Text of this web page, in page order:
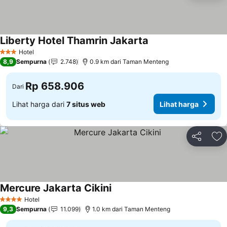
3 BintangHotel
Liberty Hotel Thamrin Jakarta
8,9 Sempurna 2.748 0.9 km dari Taman Menteng
Dari Rp 658.906
Lihat harga dari 7 situs web Lihat harga
Bagikan
4 BintangHotel
Mercure Jakarta CikiniLihat harga
9,3 Sempurna 11.099 1.0 km dari Taman Menteng